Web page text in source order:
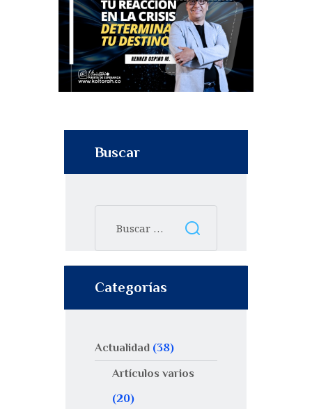
Buscar
Categorías
Actualidad (38)
Artículos varios
(20)